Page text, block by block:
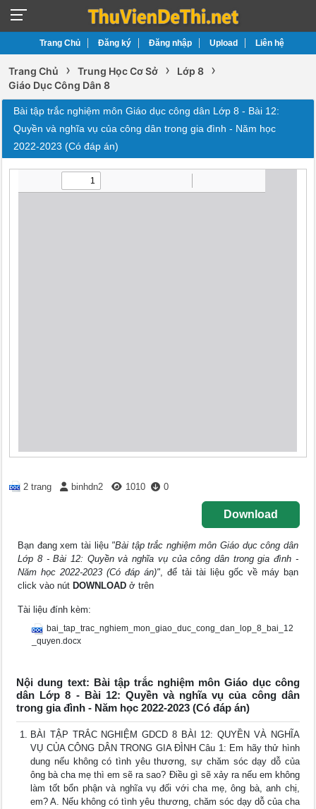
Trang Chủ Đăng ký Đăng nhập Upload Liên hệ
Trang Chủ › Trung Học Cơ Sở › Lớp 8 ›
Giáo Dục Công Dân 8
Bài tập trắc nghiệm môn Giáo dục công dân Lớp 8 - Bài 12:
Quyền và nghĩa vụ của công dân trong gia đình - Năm học
2022-2023 (Có đáp án)
2 trang binhdn2 1010 0
Download
Bạn đang xem tài liệu "Bài tập trắc nghiệm môn Giáo dục công dân
Lớp 8 - Bài 12: Quyền và nghĩa vụ của công dân trong gia đình -
Năm học 2022-2023 (Có đáp án)", để tải tài liệu gốc về máy bạn
click vào nút DOWNLOAD ở trên
Tài liệu đính kèm:
bai_tap_trac_nghiem_mon_giao_duc_cong_dan_lop_8_bai_12
_quyen.docx
Nội dung text: Bài tập trắc nghiệm môn Giáo dục công
dân Lớp 8 - Bài 12: Quyền và nghĩa vụ của công dân
trong gia đình - Năm học 2022-2023 (Có đáp án)
BÀI TẬP TRẮC NGHIỆM GDCD 8 BÀI 12: QUYỀN VÀ NGHĨA
VỤ CỦA CÔNG DÂN TRONG GIA ĐÌNH Câu 1: Em hãy thử hình
dung nếu không có tình yêu thương, sự chăm sóc dạy dỗ của
ông bà cha mẹ thì em sẽ ra sao? Điều gì sẽ xảy ra nếu em không
làm tốt bổn phận và nghĩa vụ đối với cha mẹ, ông bà, anh chị,
em? A. Nếu không có tình yêu thương, chăm sóc dạy dỗ của cha